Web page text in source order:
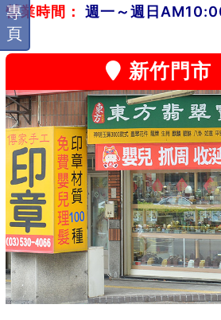
營業時間：
週一～週日
新竹門市
專
頁